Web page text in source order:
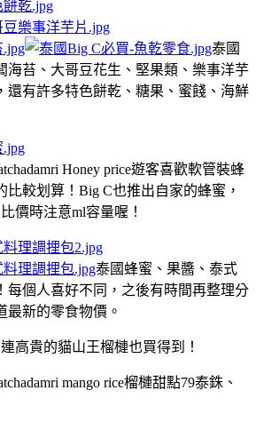
泰國
海苔、大哥豆花生、堅果類、樂事洋芋
還有許多特色餅乾、糖果、蜜餞、海鮮
遊客喜歡軟管裝蜂
比較划算！Big C也推出自家的蜂蜜，
價時注意ml容量喔！
泰國蜂蜜、果醬、泰式
每個人喜好不同，之後有時間再整理分
最新的零食物價。
高貴的貓山王榴槤也買得到！
榴槤甜點79泰銖、